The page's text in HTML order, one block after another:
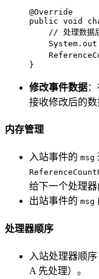
@Override
public void
// 处理数据
}
修改事件数据
接收修改后的数
内存管理
入站事件的 msg
给下一个处理器
出站事件的 msg
处理器顺序
入站处理器顺
A 先处理）。